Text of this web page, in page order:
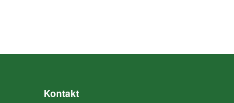
Kontakt